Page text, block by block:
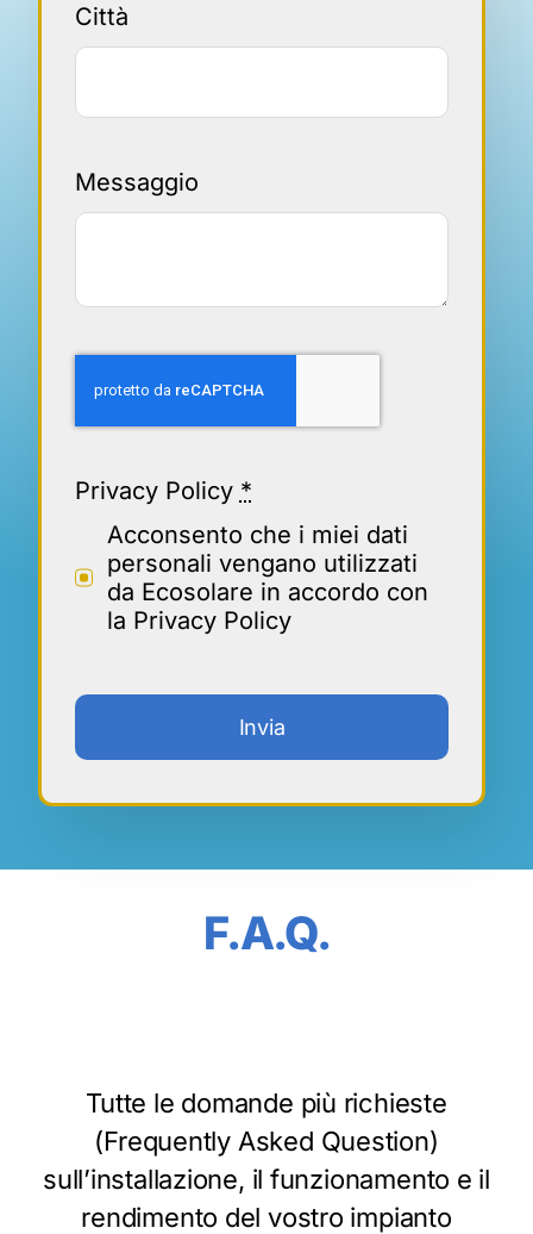
Città
Messaggio
Privacy Policy *
Acconsento che i miei dati
personali vengano utilizzati
da Ecosolare in accordo con
la Privacy Policy
Invia
F.A.Q.
Tutte le domande più richieste
(Frequently Asked Question)
sull’installazione, il funzionamento e il
rendimento del vostro impianto